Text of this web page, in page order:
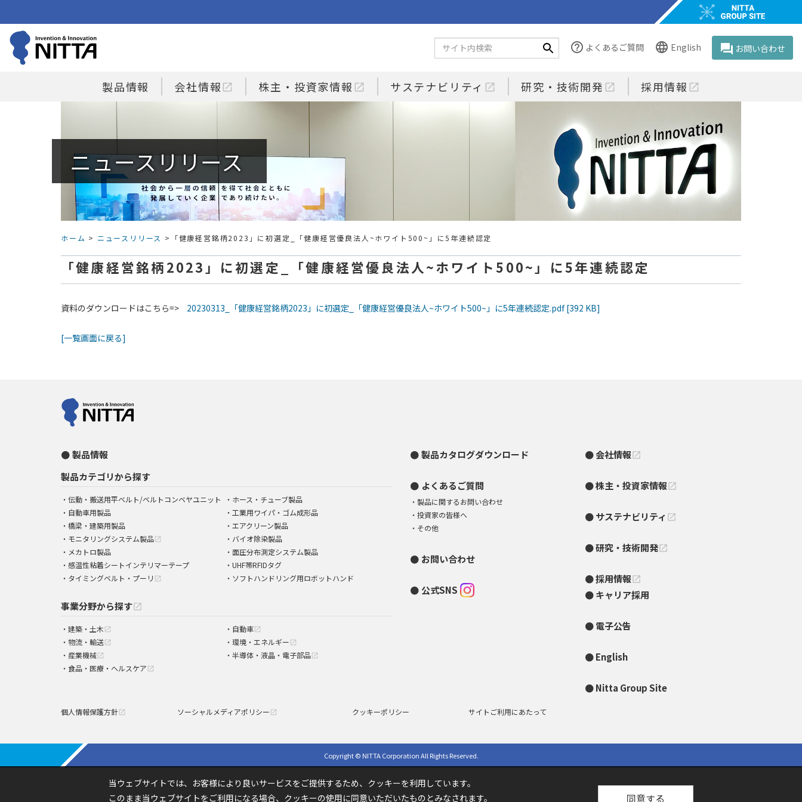
製品情報 会社情報 open_in_new 株主・投資家情報 open_in_new サステナビリティ open_in_new 研究・技術開発 open_in_new 採用情報 open_in_new
help_outline よくあるご質問 language English question_answer お問い合わせ
ニュースリリース
ホーム > ニュースリリース >「健康経営銘柄2023」に初選定_「健康経営優良法人~ホワイト500~」に5年連続認定
「健康経営銘柄2023」に初選定_「健康経営優良法人~ホワイト500~」に5年連続認定
資料のダウンロードはこちら=> 20230313_「健康経営銘柄2023」に初選定_「健康経営優良法人~ホワイト500~」に5年連続認定.pdf [392 KB]
[一覧画面に戻る]
製品情報
製品カテゴリから探す
伝動・搬送用平ベルト/ベルトコンベヤユニット
ホース・チューブ製品
自動車用製品
工業用ワイパ・ゴム成形品
橋梁・建築用製品
エアクリーン製品
モニタリングシステム製品 open_in_new
バイオ除染製品
メカトロ製品
面圧分布測定システム製品
感温性粘着シートインテリマーテープ
UHF帯RFIDタグ
タイミングベルト・プーリ open_in_new ソフトハンドリング用ロボットハンド
事業分野から探すopen_in_new
建築・土木 open_in_new 自動車open_in_new
物流・輸送 open_in_new 環境・エネルギー open_in_new
産業機械 open_in_new 半導体・液晶・電子部品open_in_new
食品・医療・ヘルスケア open_in_new
製品カタログダウンロード
よくあるご質問
製品に関するお問い合わせ
投資家の皆様へ
その他
お問い合わせ
公式SNS
会社情報open_in_new
株主・投資家情報open_in_new
サステナビリティ open_in_new
研究・技術開発open_in_new
採用情報open_in_new
キャリア採用
電子公告
English
Nitta Group Site
個人情報保護方針 open_in_new ソーシャルメディアポリシー open_in_new クッキーポリシー サイトご利用にあたって
Copyright © NITTA Corporation All Rights Reserved.
当ウェブサイトでは、お客様により良いサービスをご提供するため、クッキーを利用しています。
このまま当ウェブサイトをご利用になる場合、クッキーの使用に同意いただいたものとみなされます。
同意する